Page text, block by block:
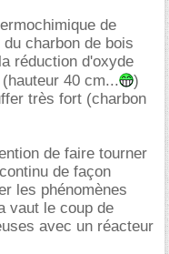
de
charbon de bois
réduction d'oxyde
40 cm...
)
très fort (charbon
de faire tourner
de façon
les phénomènes
vaut le coup de
avec un réacteur